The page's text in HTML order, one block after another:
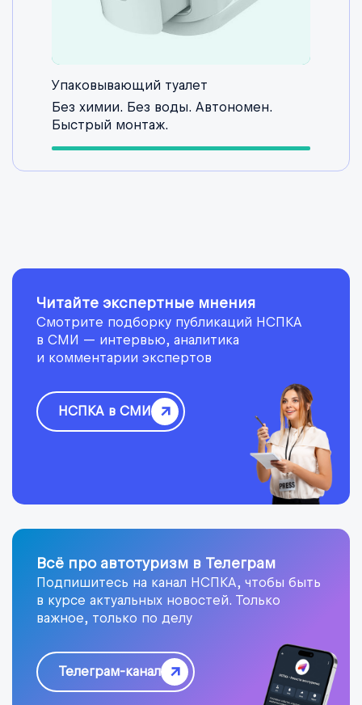
Упаковывающий туалет
Без химии. Без воды. Автономен.
Быстрый монтаж.
Читайте экспертные мнения
Смотрите подборку публикаций НСПКА
в СМИ — интервью, аналитика
и комментарии экспертов
НСПКА в СМИ
Всё про автотуризм в Телеграм
Подпишитесь на канал НСПКА, чтобы быть
в курсе актуальных новостей. Только
важное, только по делу
Телеграм-канал